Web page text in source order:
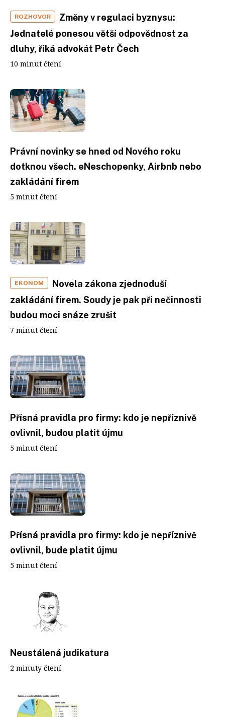
ROZHOVOR
Změny v regulaci byznysu:
Jednatelé ponesou větší odpovědnost za
dluhy, říká advokát Petr Čech
10 minut čtení
Právní novinky se hned od Nového roku
dotknou všech. eNeschopenky, Airbnb nebo
zakládání firem
5 minut čtení
EKONOM
Novela zákona zjednoduší
zakládání firem. Soudy je pak při nečinnosti
budou moci snáze zrušit
7 minut čtení
Přísná pravidla pro firmy: kdo je nepříznivě
ovlivnil, budou platit újmu
5 minut čtení
Přísná pravidla pro firmy: kdo je nepříznivě
ovlivnil, bude platit újmu
5 minut čtení
Neustálená judikatura
2 minuty čtení